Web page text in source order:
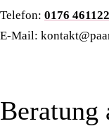
Telefon: 0176
E-Mail:
Beratung